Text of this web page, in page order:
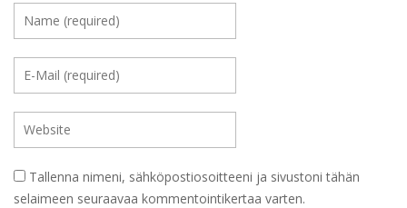
Tallenna nimeni, sähköpostiosoitteeni ja sivustoni tähän
selaimeen seuraavaa kommentointikertaa varten.